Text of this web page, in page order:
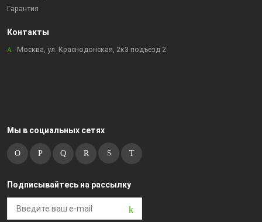
Гарантия
Контакты
Москва, ул. Краснодонская, 2к3 подъезд 2
Мы в социальных сетях
Подписывайтесь на рассылку